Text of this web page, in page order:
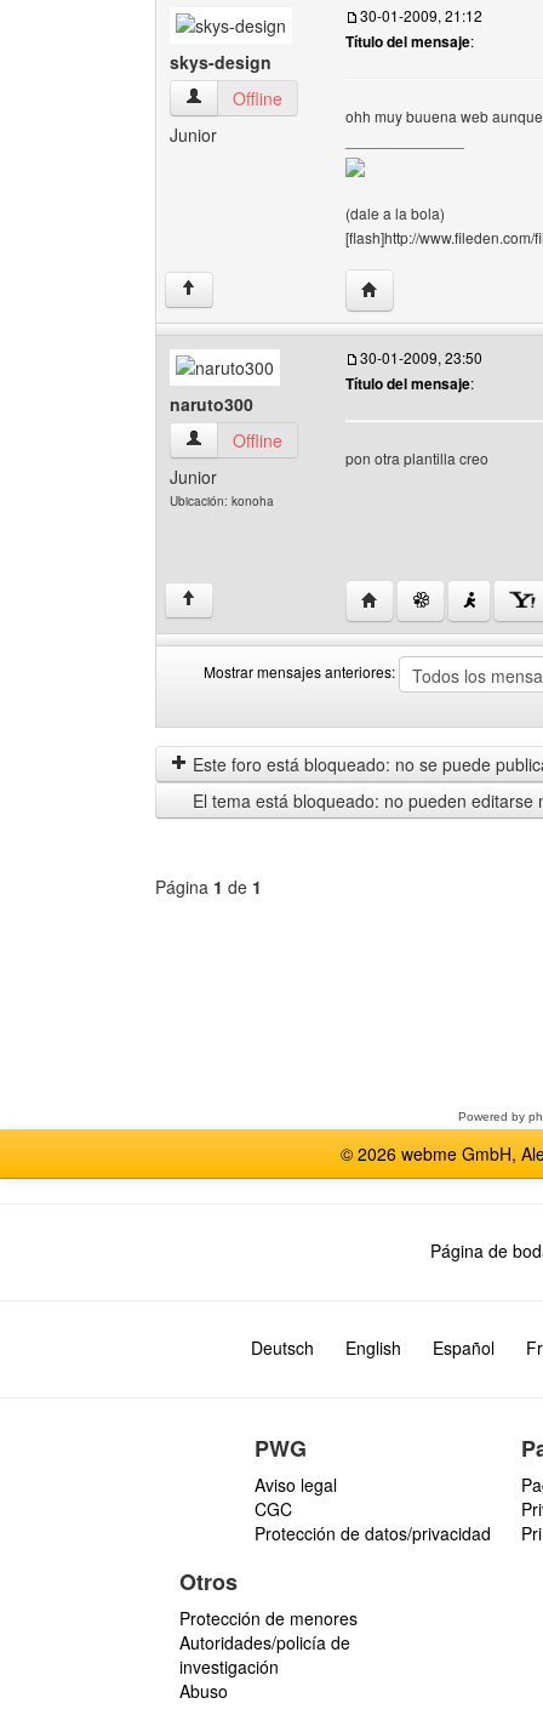
skys-design
skys-design Ver perfil del usuario
Offline
Junior
30-01-2009, 21:12
Título del mensaje:
ohh muy buuena web
(dale a la bola)
[flash]http://
↑ Visitar sitio web del
naruto300
naruto300 Ver perfil del usuario
Offline
Junior
Ubicación: konoha
30-01-2009, 23:50
Título del mensaje:
pon otra plantilla creo
↑ Visitar sitio web del
Mostrar mensajes anteriores:
mensajes
anteriores
by
Este foro está bloqueado: no se puede
El tema está bloqueado: no pueden editarse
Página 1 de 1
Powered by
© 2026 webme GmbH,
Página de
Deutsch English Español
PWG
Aviso legal
CGC
Protección de datos/privacidad
Otros
Protección de menores
Autoridades/policía de
investigación
Abuso